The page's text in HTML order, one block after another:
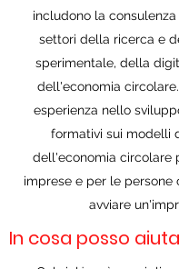
includono la
settori della ricerca e
sperimentale, della
dell'economia
esperienza nello
formativi sui modelli
dell'economia circolare
imprese e per le persone
avviare
In cosa posso